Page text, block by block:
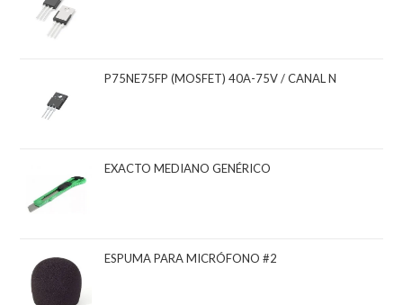
P75NE75FP (MOSFET) 40A-75V / CANAL N
EXACTO MEDIANO GENÉRICO
ESPUMA PARA MICRÓFONO #2